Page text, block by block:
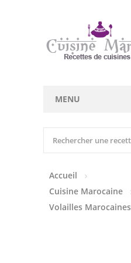
MENU
Entrées Froides
Tajines
Accueil
Cuisine Marocaine
Volailles Marocaines